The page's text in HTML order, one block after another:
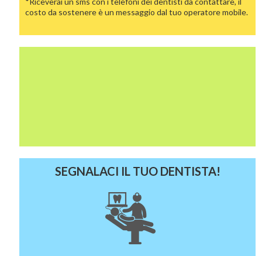
costo da sostenere è un messaggio dal tuo operatore mobile.
SEGNALACI IL TUO DENTISTA!